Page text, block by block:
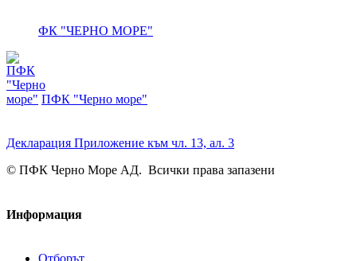
ФК "ЧЕРНО МОРЕ"
ПФК "Черно море"
Декларация Приложение към чл. 13, ал. 3
© ПФК Черно Море АД. Всички права запазени
Информация
Отборът